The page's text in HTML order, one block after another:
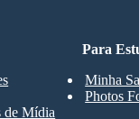
Para
Minha
Photos
de Mídia